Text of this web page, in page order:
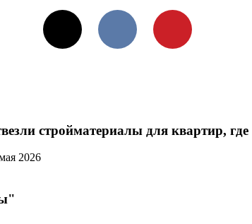
VKontakte
стройматериалы для квартир,
2026